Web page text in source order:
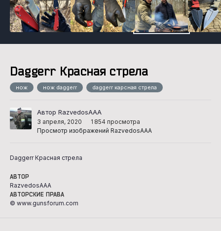
Daggerr Красная стрела
нож нож daggerr daggerr карсная стрела
Автор RazvedosAAA
3 апреля, 2020
1 854 просмотра
Просмотр изображений RazvedosAAA
Daggerr Красная стрела
АВТОР
RazvedosAAA
АВТОРСКИЕ ПРАВА
© www.gunsforum.com